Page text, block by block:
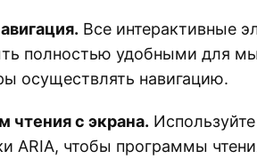
Все интерактивные
полностью удобными для
осуществлять навигацию.
чтения с экрана.
ARIA, чтобы программы